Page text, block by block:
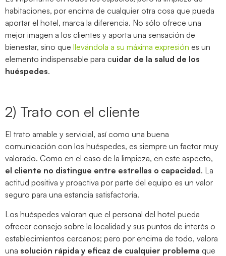
habitaciones, por encima de cualquier otra cosa que pueda
aportar el hotel, marca la diferencia. No sólo ofrece una
mejor imagen a los clientes y aporta una sensación de
bienestar, sino que llevándola a su máxima expresión es un
elemento indispensable para cuidar de la salud de los
huéspedes.
2) Trato con el cliente
El trato amable y servicial, así como una buena
comunicación con los huéspedes, es siempre un factor muy
valorado. Como en el caso de la limpieza, en este aspecto,
el cliente no distingue entre estrellas o capacidad. La
actitud positiva y proactiva por parte del equipo es un valor
seguro para una estancia satisfactoria.
Los huéspedes valoran que el personal del hotel pueda
ofrecer consejo sobre la localidad y sus puntos de interés o
establecimientos cercanos; pero por encima de todo, valora
una solución rápida y eficaz de cualquier problema que